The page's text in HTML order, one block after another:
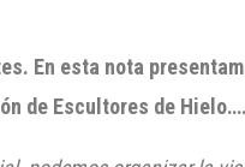
En esta nota
de Escultores de